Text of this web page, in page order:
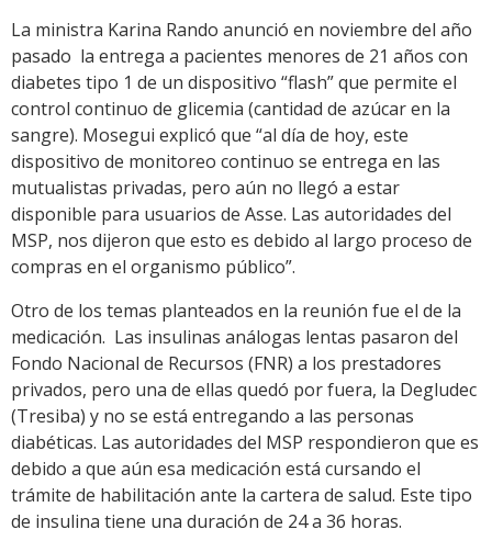
La ministra Karina Rando anunció en noviembre del año
pasado la entrega a pacientes menores de 21 años con
diabetes tipo 1 de un dispositivo “flash” que permite el
control continuo de glicemia (cantidad de azúcar en la
sangre). Mosegui explicó que “al día de hoy, este
dispositivo de monitoreo continuo se entrega en las
mutualistas privadas, pero aún no llegó a estar
disponible para usuarios de Asse. Las autoridades del
MSP, nos dijeron que esto es debido al largo proceso de
compras en el organismo público”.
Otro de los temas planteados en la reunión fue el de la
medicación. Las insulinas análogas lentas pasaron del
Fondo Nacional de Recursos (FNR) a los prestadores
privados, pero una de ellas quedó por fuera, la Degludec
(Tresiba) y no se está entregando a las personas
diabéticas. Las autoridades del MSP respondieron que es
debido a que aún esa medicación está cursando el
trámite de habilitación ante la cartera de salud. Este tipo
de insulina tiene una duración de 24 a 36 horas.